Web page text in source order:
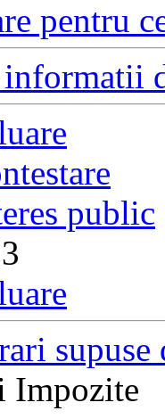
pentru
public
Impozite